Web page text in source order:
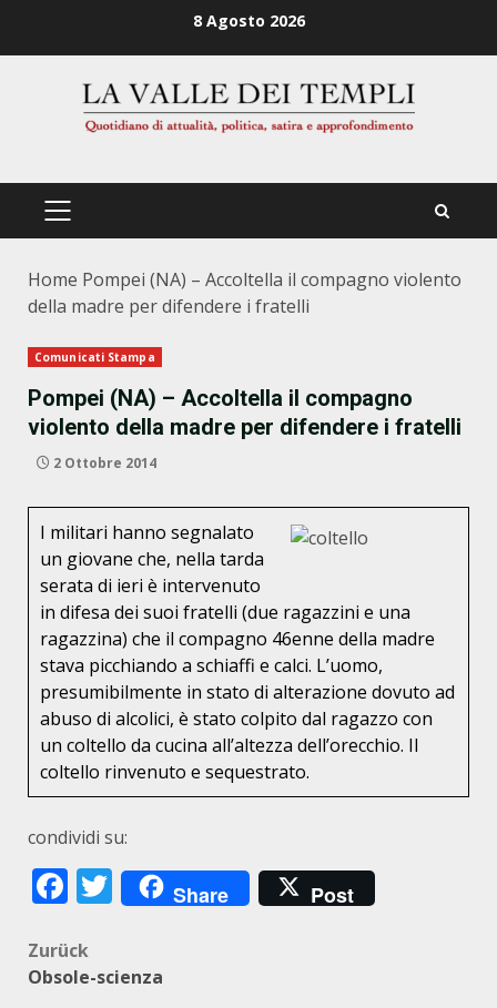
8 Agosto 2026
PRIMÄRES
Home Pompei (NA) – Accoltella il compagno violento
della madre per difendere i fratelli
Comunicati Stampa
Pompei (NA) – Accoltella il compagno
violento della madre per difendere i fratelli
2 Ottobre 2014
I militari hanno segnalato
un giovane che, nella tarda
serata di ieri è intervenuto
in difesa dei suoi fratelli (due ragazzini e una
ragazzina) che il compagno 46enne della madre
stava picchiando a schiaffi e calci. L’uomo,
presumibilmente in stato di alterazione dovuto ad
abuso di alcolici, è stato colpito dal ragazzo con
un coltello da cucina all’altezza dell’orecchio. Il
coltello rinvenuto e sequestrato.
condividi su:
Facebook
Twitter
Share Post
Beitragsnavigation
Zurück
Obsole-scienza